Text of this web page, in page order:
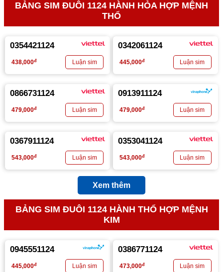
BẢNG SIM ĐUÔI 1124 HÀNH HỎA HỢP MỆNH
THỔ
0354421124
438,000đ
0342061124
445,000đ
0866731124
479,000đ
0913911124
479,000đ
0367911124
543,000đ
0353041124
543,000đ
Xem thêm
BẢNG SIM ĐUÔI 1124 HÀNH THỔ HỢP MỆNH
KIM
0945551124
445,000đ
0386771124
473,000đ